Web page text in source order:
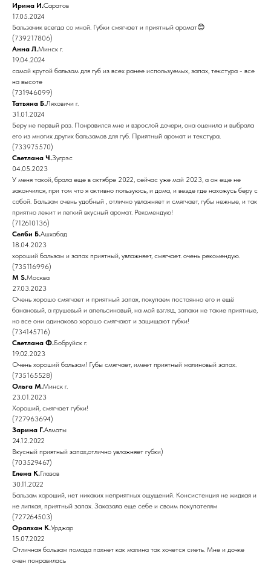
Ирина И.Саратов
17.05.2024
Бальзачик всегда со мной. Губки смягчает и приятный аромат😊
(739217806)
Анна Л.Минск г.
19.04.2024
самой крутой бальзам для губ из всех ранее используемых, запах, текстура - все
на высоте
(731946099)
Татьяна Б.Ляховичи г.
31.01.2024
Беру не первый раз. Понравился мне и взрослой дочери, она оценила и выбрала
его из многих других бальзамов для губ. Приятный аромат и текстура.
(733975570)
Светлана Ч.Зугрэс
04.05.2023
У меня такой, брала еще в октябре 2022, сейчас уже май 2023, а он еще не
закончился, при том что я активно пользуюсь, и дома, и везде где нахожусь беру с
собой. Бальзам очень удобный , отлично увлажняет и смягчает, губы нежные, и так
приятно лежит и легкий вкусный аромат. Рекомендую!
(712610136)
Селби Б.Ашхабад
18.04.2023
хороший бальзам и запах приятный, увлажняет, смягчает. очень рекомендую.
(735116996)
M S.Москва
27.03.2023
Очень хорошо смягчает и приятный запах, покупаем постоянно его и ещё
банановый, а грушевый и апельсиновый, на мой взгляд, запахи не такие приятные,
но все они одинаково хорошо смягчают и защищают губки!
(734145716)
Светлана Ф.Бобруйск г.
19.02.2023
Очень хороший бальзам! Губы смягчает, имеет приятный малиновый запах.
(735165528)
Ольга М.Минск г.
23.01.2023
Хороший, смягчает губки!
(727963694)
Зарина Г.Алматы
24.12.2022
Вкусный приятный запах,отлично увлажняет губки)
(703529467)
Елена К.Глазов
30.11.2022
Бальзам хороший, нет никаких неприятных ощущений. Консистенция не жидкая и
не липкая, приятный запах. Заказала еще себе и своим покупателям
(727264503)
Оралхан К.Урджар
15.07.2022
Отличная бользам помада пахнет как малина так хочется сиеть. Мне и дочке
очен понравилась